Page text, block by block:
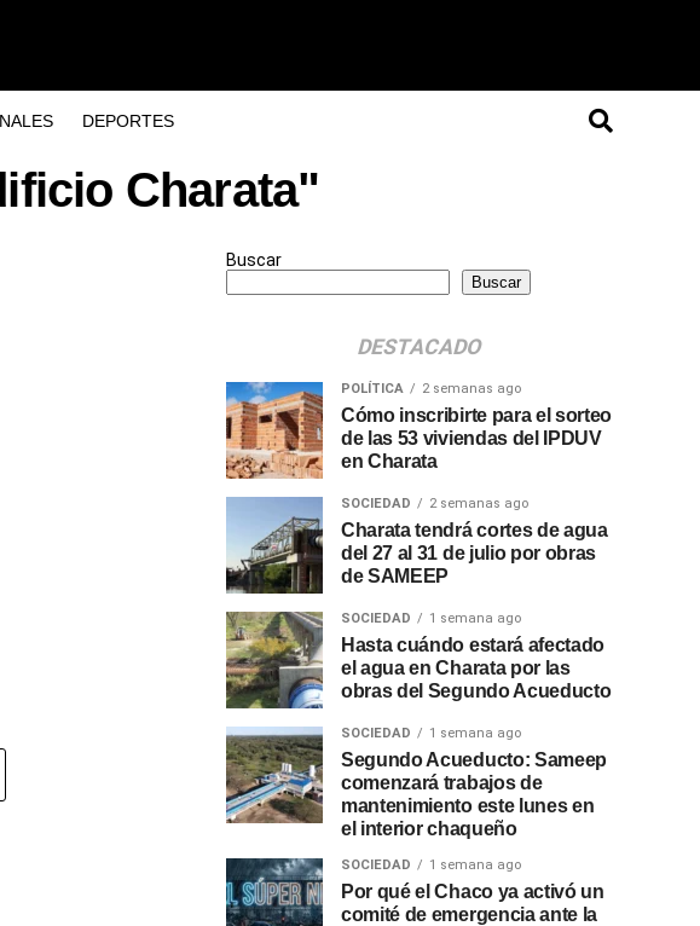
DEPORTES
Charata"
Buscar
Buscar
DESTACADO
POLÍTICA 2 semanas ago
Cómo inscribirte para el sorteo
de las 53 viviendas del IPDUV
en Charata
SOCIEDAD 2 semanas ago
Charata tendrá cortes de agua
del 27 al 31 de julio por obras
de SAMEEP
SOCIEDAD 1 semana ago
Hasta cuándo estará afectado
el agua en Charata por las
obras del Segundo Acueducto
SOCIEDAD 1 semana ago
Segundo Acueducto: Sameep
comenzará trabajos de
mantenimiento este lunes en
el interior chaqueño
SOCIEDAD 1 semana ago
Por qué el Chaco ya activó un
comité de emergencia ante la